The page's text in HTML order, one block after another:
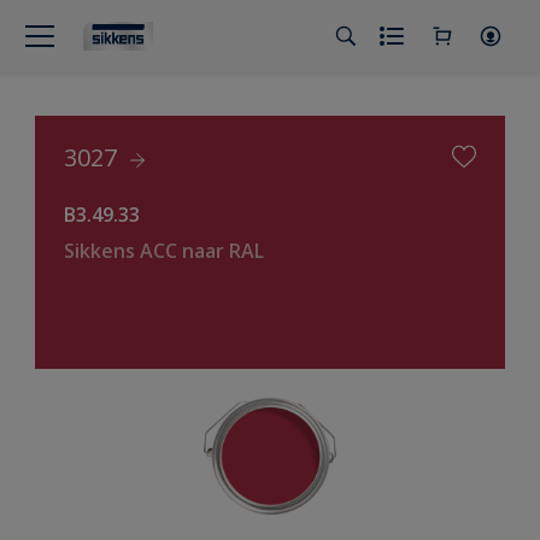
3027
B3.49.33
Sikkens ACC naar RAL